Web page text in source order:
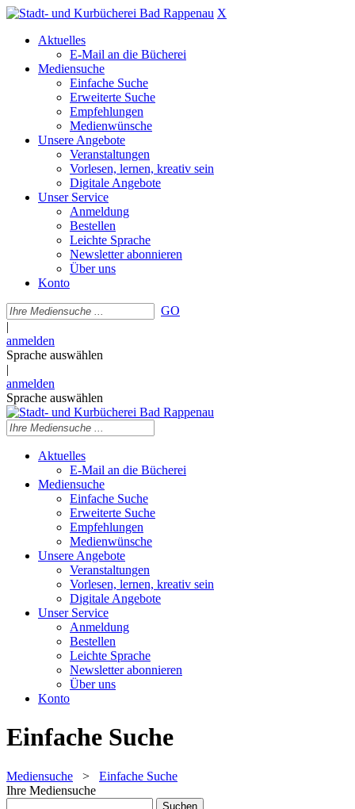
X
Aktuelles
E-Mail an die Bücherei
Mediensuche
Einfache Suche
Erweiterte Suche
Empfehlungen
Medienwünsche
Unsere Angebote
Veranstaltungen
Vorlesen, lernen, kreativ sein
Digitale Angebote
Unser Service
Anmeldung
Bestellen
Leichte Sprache
Newsletter abonnieren
Über uns
Konto
GO
|
anmelden
Sprache auswählen
|
anmelden
Sprache auswählen
Aktuelles
E-Mail an die Bücherei
Mediensuche
Einfache Suche
Erweiterte Suche
Empfehlungen
Medienwünsche
Unsere Angebote
Veranstaltungen
Vorlesen, lernen, kreativ sein
Digitale Angebote
Unser Service
Anmeldung
Bestellen
Leichte Sprache
Newsletter abonnieren
Über uns
Konto
Einfache Suche
Mediensuche > Einfache Suche
Ihre Mediensuche